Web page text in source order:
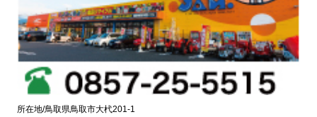
所在地/鳥取県鳥取市大杙201-1